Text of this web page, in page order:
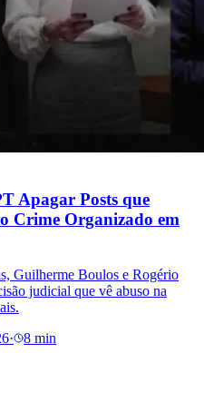
Apagar Posts que
Crime Organizado em
Guilherme Boulos e Rogério
judicial que vê abuso na
· 8 min